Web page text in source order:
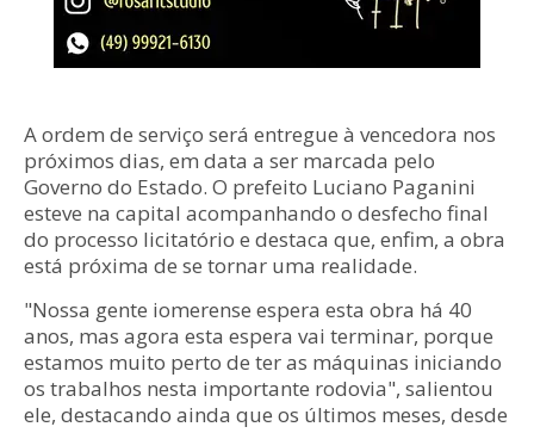
A ordem de serviço será entregue à vencedora nos
próximos dias, em data a ser marcada pelo
Governo do Estado. O prefeito Luciano Paganini
esteve na capital acompanhando o desfecho final
do processo licitatório e destaca que, enfim, a obra
está próxima de se tornar uma realidade.
"Nossa gente iomerense espera esta obra há 40
anos, mas agora esta espera vai terminar, porque
estamos muito perto de ter as máquinas iniciando
os trabalhos nesta importante rodovia", salientou
ele, destacando ainda que os últimos meses, desde